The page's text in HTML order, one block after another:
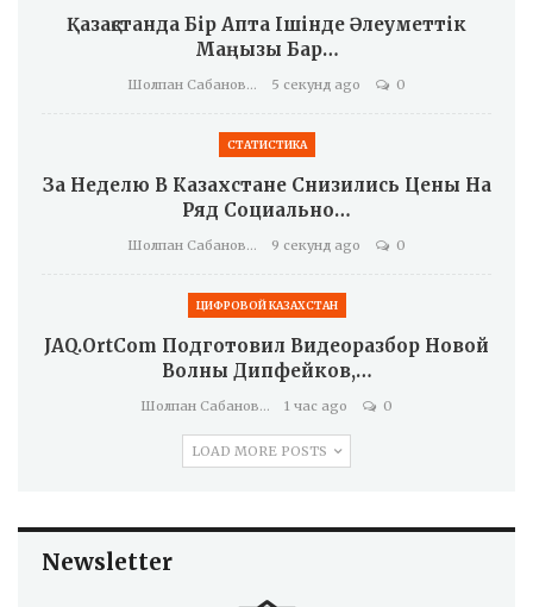
Қазақстанда Бір Апта Ішінде Әлеуметтік
Маңызы Бар…
Шолпан Сабанова 5 секунд ago 0
СТАТИСТИКА
За Неделю В Казахстане Снизились Цены На
Ряд Социально…
Шолпан Сабанова 9 секунд ago 0
ЦИФРОВОЙ КАЗАХСТАН
JAQ.OrtCom Подготовил Видеоразбор Новой
Волны Дипфейков,…
Шолпан Сабанова 1 час ago 0
LOAD MORE POSTS
Newsletter